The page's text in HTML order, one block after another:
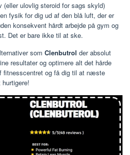
(eller ulovlig steroid for sags skyld)
fysik for dig ud af den blå luft, der er
konsekvent hårdt arbejde på gym og
Det er bare ikke til at ske.
som Clenbutrol der absolut
resultater og optimere alt det hårde
fitnesscentret og få dig til at næste